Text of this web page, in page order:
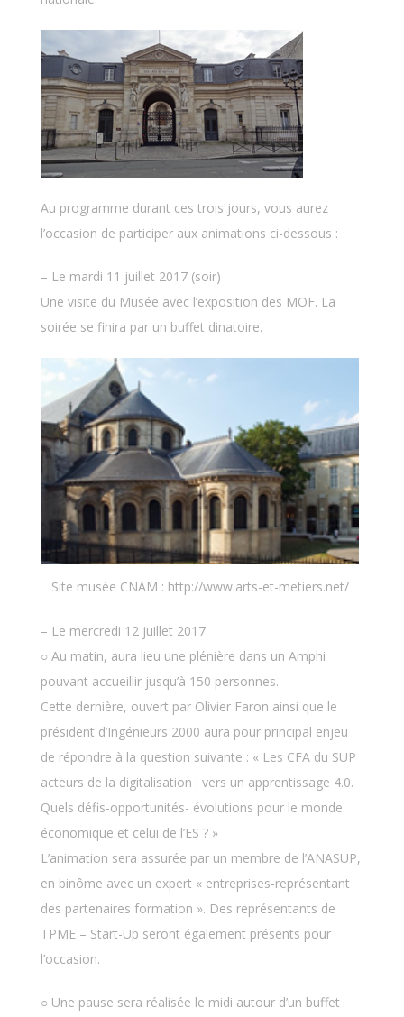
Au programme durant ces trois jours, vous aurez
l’occasion de participer aux animations ci-dessous :
– Le mardi 11 juillet 2017 (soir)
Une visite du Musée avec l’exposition des MOF. La
soirée se finira par un buffet dinatoire.
Site musée CNAM : http://www.arts-et-metiers.net/
– Le mercredi 12 juillet 2017
○ Au matin, aura lieu une plénière dans un Amphi
pouvant accueillir jusqu’à 150 personnes.
Cette dernière, ouvert par Olivier Faron ainsi que le
président d’Ingénieurs 2000 aura pour principal enjeu
de répondre à la question suivante : « Les CFA du SUP
acteurs de la digitalisation : vers un apprentissage 4.0.
Quels défis-opportunités- évolutions pour le monde
économique et celui de l’ES ? »
L’animation sera assurée par un membre de l’ANASUP,
en binôme avec un expert « entreprises-représentant
des partenaires formation ». Des représentants de
TPME – Start-Up seront également présents pour
l’occasion.
○ Une pause sera réalisée le midi autour d’un buffet